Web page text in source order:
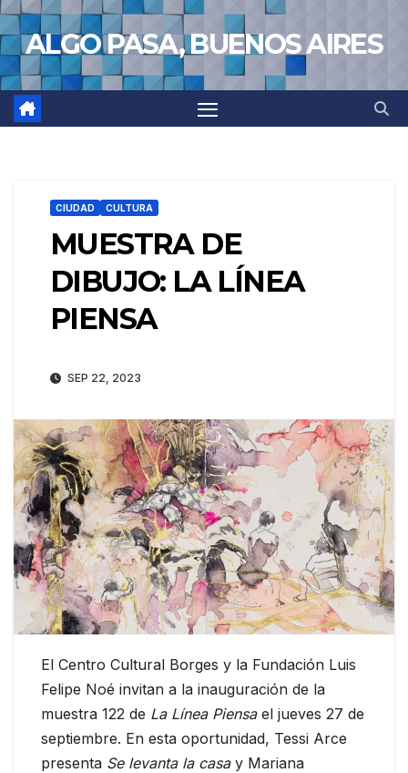
Saltar
al
contenido
ALGO PASA, BUENOS AIRES
CIUDAD CULTURA
MUESTRA DE
DIBUJO: LA LÍNEA
PIENSA
SEP 22, 2023
El Centro Cultural Borges y la Fundación Luis
Felipe Noé invitan a la inauguración de la
muestra 122 de La Línea Piensael jueves 27 de
septiembre. En esta oportunidad, Tessi Arce
presenta Se levanta la casay Mariana